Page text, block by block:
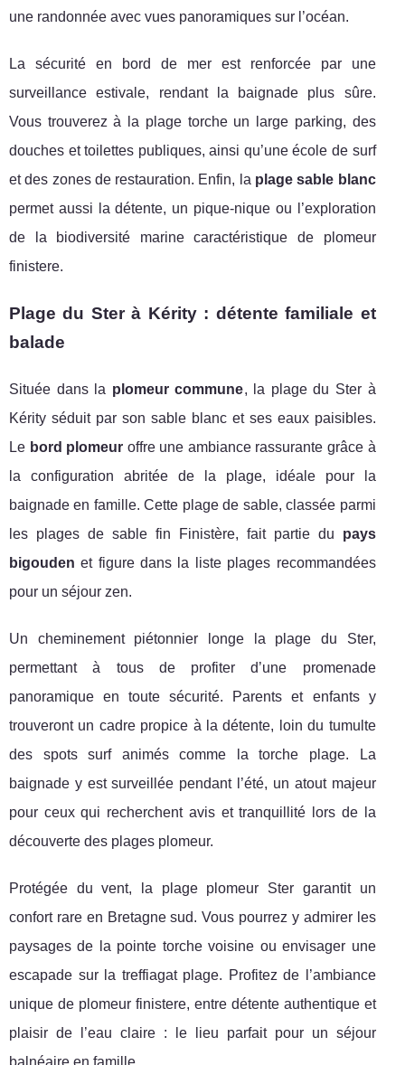
une randonnée avec vues panoramiques sur l’océan.
La sécurité en bord de mer est renforcée par une
surveillance estivale, rendant la baignade plus sûre.
Vous trouverez à la plage torche un large parking, des
douches et toilettes publiques, ainsi qu’une école de surf
et des zones de restauration. Enfin, la plage sable blanc
permet aussi la détente, un pique-nique ou l’exploration
de la biodiversité marine caractéristique de plomeur
finistere.
Plage du Ster à Kérity : détente familiale et
balade
Située dans la plomeur commune, la plage du Ster à
Kérity séduit par son sable blanc et ses eaux paisibles.
Le bord plomeur offre une ambiance rassurante grâce à
la configuration abritée de la plage, idéale pour la
baignade en famille. Cette plage de sable, classée parmi
les plages de sable fin Finistère, fait partie du pays
bigouden et figure dans la liste plages recommandées
pour un séjour zen.
Un cheminement piétonnier longe la plage du Ster,
permettant à tous de profiter d’une promenade
panoramique en toute sécurité. Parents et enfants y
trouveront un cadre propice à la détente, loin du tumulte
des spots surf animés comme la torche plage. La
baignade y est surveillée pendant l’été, un atout majeur
pour ceux qui recherchent avis et tranquillité lors de la
découverte des plages plomeur.
Protégée du vent, la plage plomeur Ster garantit un
confort rare en Bretagne sud. Vous pourrez y admirer les
paysages de la pointe torche voisine ou envisager une
escapade sur la treffiagat plage. Profitez de l’ambiance
unique de plomeur finistere, entre détente authentique et
plaisir de l’eau claire : le lieu parfait pour un séjour